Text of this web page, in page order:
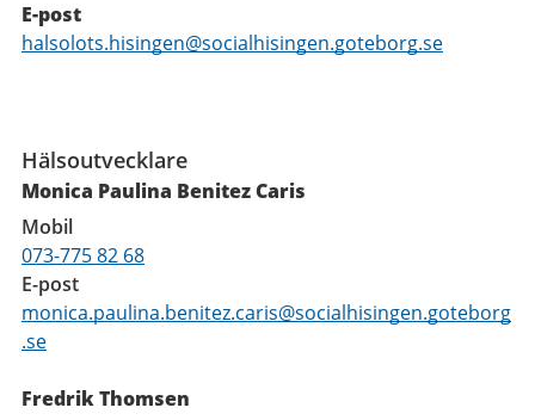
Kontaktuppgifter
E-post
E-
halsolots.hisingen@socialhisingen.goteborg.se
Hälsoutvecklare
Monica Paulina Benitez Caris
Mobil
073-775 82 68
E-post
monica.paulina.benitez.caris@socialhisingen.goteborg
.se
Fredrik Thomsen